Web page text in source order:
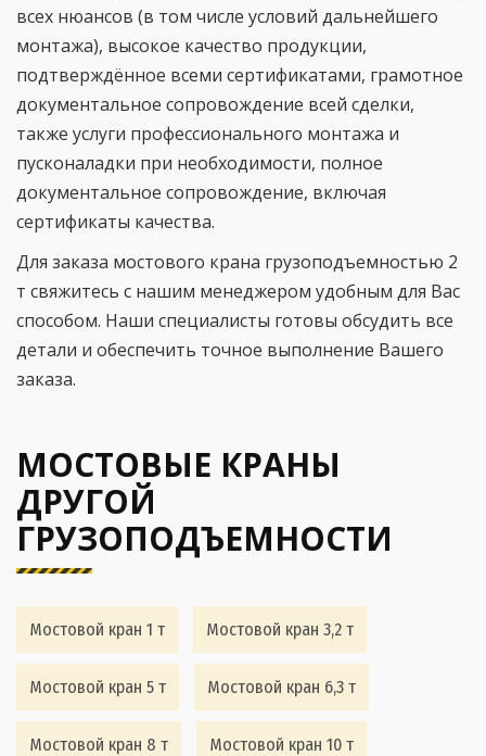
всех нюансов (в том числе условий дальнейшего
монтажа), высокое качество продукции,
подтверждённое всеми сертификатами, грамотное
документальное сопровождение всей сделки,
также услуги профессионального монтажа и
пусконаладки при необходимости, полное
документальное сопровождение, включая
сертификаты качества.
Для заказа мостового крана грузоподъемностью 2
т свяжитесь с нашим менеджером удобным для Вас
способом. Наши специалисты готовы обсудить все
детали и обеспечить точное выполнение Вашего
заказа.
МОСТОВЫЕ КРАНЫ
ДРУГОЙ
ГРУЗОПОДЪЕМНОСТИ
Мостовой кран 1 т Мостовой кран 3,2 т
Мостовой кран 5 т Мостовой кран 6,3 т
Мостовой кран 8 т Мостовой кран 10 т